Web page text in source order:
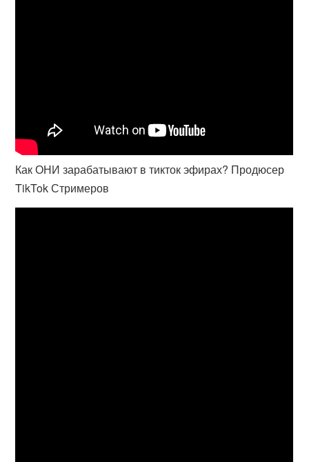
Как ОНИ зарабатывают в тикток эфирах? Продюсер
TikTok Стримеров